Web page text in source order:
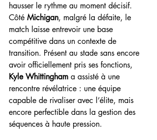
hausser le rythme au moment décisif.
Côté Michigan, malgré la défaite, le
match laisse entrevoir une base
compétitive dans un contexte de
transition. Présent au stade sans encore
avoir officiellement pris ses fonctions,
Kyle Whittingham a assisté à une
rencontre révélatrice : une équipe
capable de rivaliser avec l’élite, mais
encore perfectible dans la gestion des
séquences à haute pression.